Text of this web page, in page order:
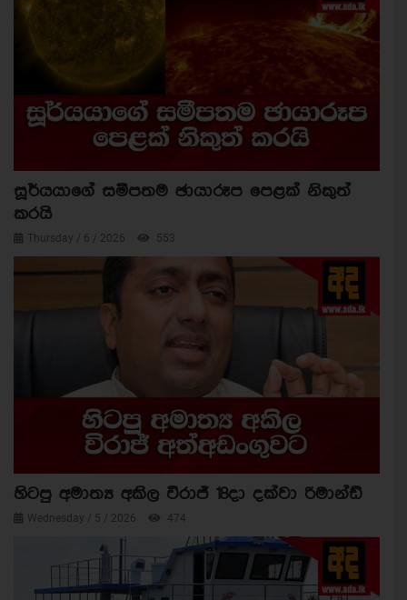
සූර්යයාගේ සමීපතම ඡායාරූප පෙළක් නිකුත්
කරයි
Thursday / 6 / 2026 553
හිටපු අමාත්‍ය අකිල විරාජ් 18දා දක්වා රිමාන්ඩ්
Wednesday / 5 / 2026 474